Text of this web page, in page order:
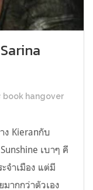
book hangover
ง Kieranกับ
เบาๆ คี
จำเมือง แต่มี
ากกว่าตัวเอง